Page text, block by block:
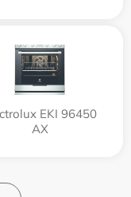
EKI 96450
AX